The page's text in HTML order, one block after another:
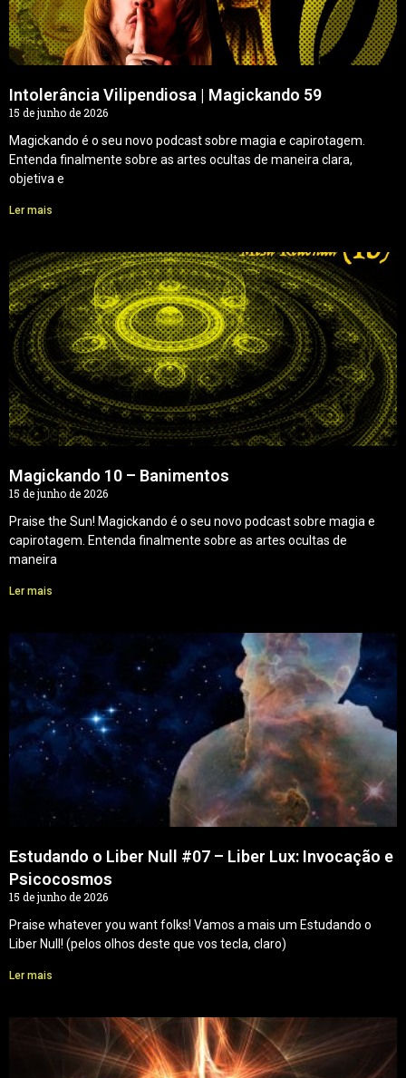
Intolerância Vilipendiosa | Magickando 59
15 de junho de 2026
Magickando é o seu novo podcast sobre magia e capirotagem.
Entenda finalmente sobre as artes ocultas de maneira clara,
objetiva e
Ler mais
Magickando 10 – Banimentos
15 de junho de 2026
Praise the Sun! Magickando é o seu novo podcast sobre magia e
capirotagem. Entenda finalmente sobre as artes ocultas de
maneira
Ler mais
Estudando o Liber Null #07 – Liber Lux: Invocação e
Psicocosmos
15 de junho de 2026
Praise whatever you want folks! Vamos a mais um Estudando o
Liber Null! (pelos olhos deste que vos tecla, claro)
Ler mais